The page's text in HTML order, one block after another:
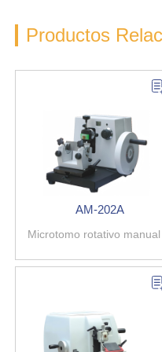
Productos
AM-202A
Microtomo rotativo manual